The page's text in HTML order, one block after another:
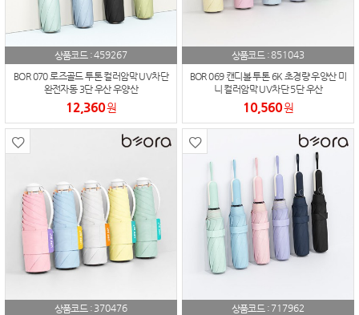
상품코드 :459267
BOR 070 로즈골드 투톤 컬러암막 UV차단
완전자동 3단 우산 우양산
12,360원
상품코드 :851043
BOR 069 캔디볼 투톤 6K 초경량 우양산 미
니 컬러암막 UV차단 5단 우산
10,560원
상품코드 : 370476
상품코드 : 717962